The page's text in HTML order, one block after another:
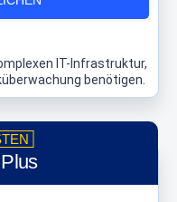
IT-Infrastruktur,
benötigen.